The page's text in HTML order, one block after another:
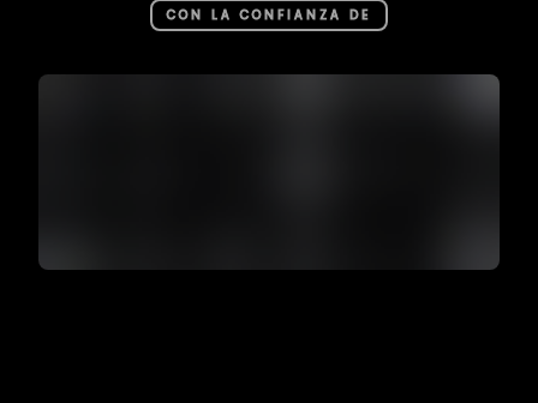
CON LA CONFIANZA DE